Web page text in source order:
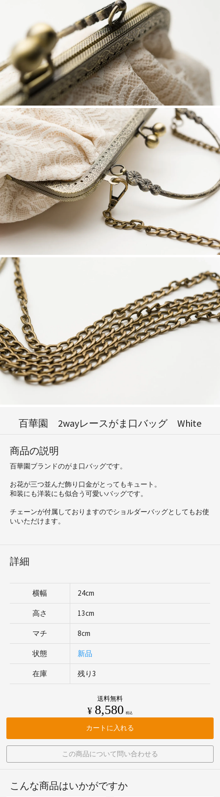
百華園 2wayレースがま口バッグ White
商品の説明
百華園ブランドのがま口バッグです。
お花が三つ並んだ飾り口金がとってもキュート。
和装にも洋装にも似合う可愛いバッグです。
チェーンが付属しておりますのでショルダーバッグとしてもお使
いいただけます。
詳細
横幅 24cm
高さ 13cm
マチ 8cm
状態 新品
在庫 残り3
送料無料
¥ 8,580 税込
カートに入れる
この商品について問い合わせる
こんな商品はいかがですか